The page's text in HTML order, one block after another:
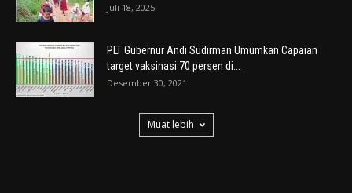
Juli 18, 2025
PLT Gubernur Andi Sudirman Umumkan Capaian
target vaksinasi 70 persen di...
Desember 30, 2021
Muat lebih